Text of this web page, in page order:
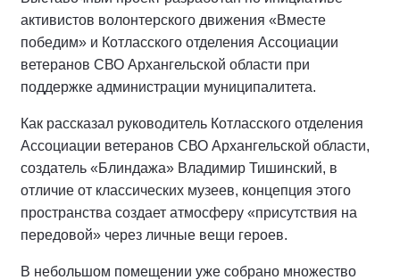
активистов волонтерского движения «Вместе
победим» и Котласского отделения Ассоциации
ветеранов СВО Архангельской области при
поддержке администрации муниципалитета.
Как рассказал руководитель Котласского отделения
Ассоциации ветеранов СВО Архангельской области,
создатель «Блиндажа» Владимир Тишинский, в
отличие от классических музеев, концепция этого
пространства создает атмосферу «присутствия на
передовой» через личные вещи героев.
В небольшом помещении уже собрано множество